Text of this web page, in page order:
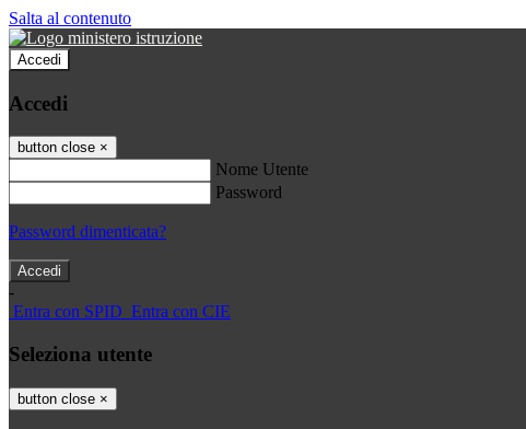
Salta al contenuto
Accedi
Accedi
button close ×
Nome Utente
Password
Password dimenticata?
-
Entra con SPID Entra con CIE
Seleziona utente
button close ×